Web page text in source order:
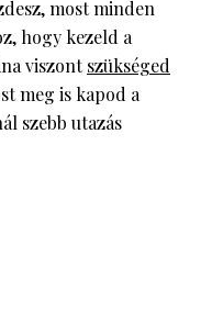
most minden
hogy kezeld a
viszontszükséged
meg is kapod a
szebb utazás